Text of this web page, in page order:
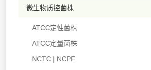
微生物质控菌株
ATCC定性菌株
ATCC定量菌株
NCTC | NCPF